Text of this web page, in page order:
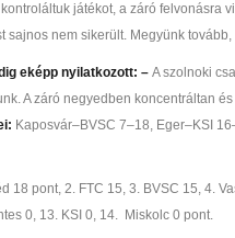
játékot, a záró felvonásra
sajnos nem sikerült. Megyünk
eképp nyilatkozott: – A szolnoki
A záró negyedben koncentráltan
Kaposvár–BVSC 7–18, Eger–KSI
18 pont, 2. FTC 15, 3. BVSC 15, 4.
0, 13. KSI 0, 14. Miskolc 0 pont.